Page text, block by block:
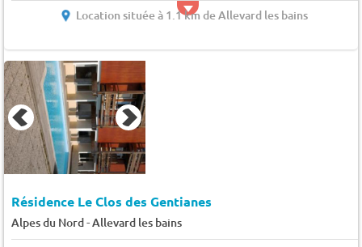
Location située à 1.1 km de Allevard les bains
Résidence Le Clos des Gentianes
Alpes du Nord-Allevard les bains